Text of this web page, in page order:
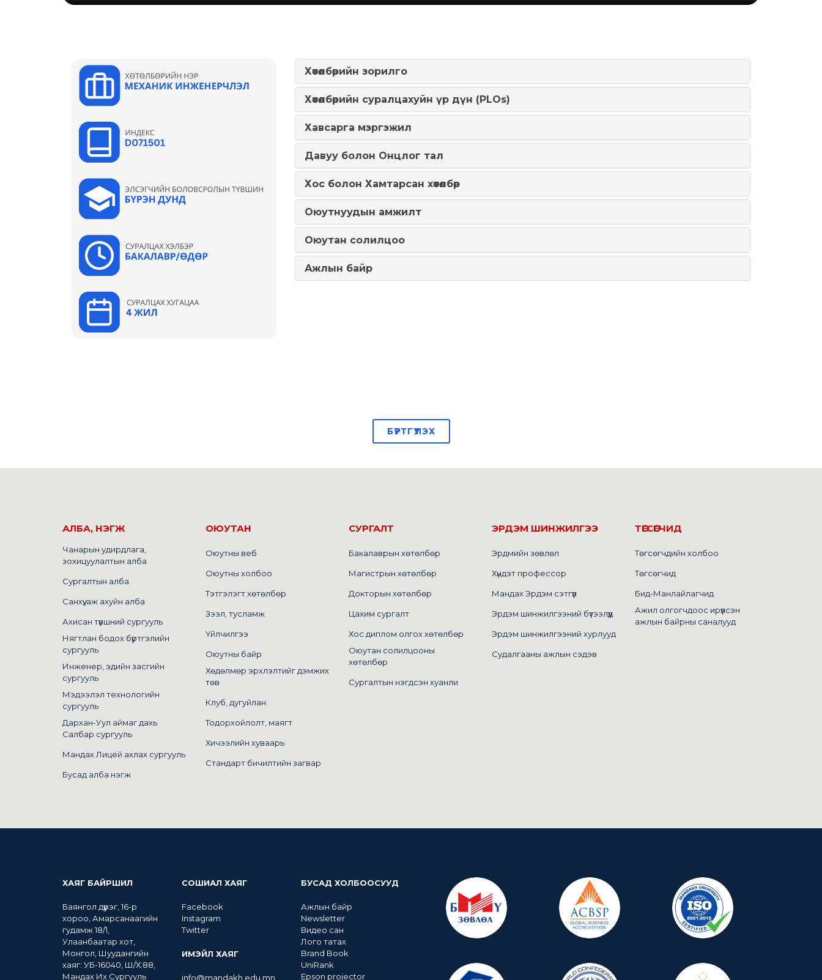
Хөтөлбөрийн зорилго
Хөтөлбөрийн суралцахуйн үр дүн (PLOs)
Хавсарга мэргэжил
Давуу болон Онцлог тал
Хос болон Хамтарсан хөтөлбөр
Оюутнуудын амжилт
Оюутан солилцоо
Ажлын байр
БҮРТГҮҮЛЭХ
АЛБА, НЭГЖ
Чанарын удирдлага,
зохицуулалтын алба
Сургалтын алба
Санхүү, аж ахуйн алба
Ахисан түвшний сургууль
Нягтлан бодох бүртгэлийн
сургууль
Инженер, эдийн засгийн
сургууль
Мэдээлэл технологийн
сургууль
Дархан-Уул аймаг дахь
Салбар сургууль
Мандах Лицей ахлах сургууль
Бусад алба нэгж
ОЮУТАН
Оюутны веб
Оюутны холбоо
Тэтгэлэгт хөтөлбөр
Зээл, тусламж
Үйлчилгээ
Оюутны байр
Хөдөлмөр эрхлэлтийг дэмжих
төв
Клуб, дугуйлан
Тодорхойлолт, маягт
Хичээлийн хуваарь
Стандарт бичилтийн загвар
СУРГАЛТ
Бакалаврын хөтөлбөр
Магистрын хөтөлбөр
Докторын хөтөлбөр
Цахим сургалт
Хос диплом олгох хөтөлбөр
Оюутан солилцооны
хөтөлбөр
Сургалтын нэгдсэн хуанли
ЭРДЭМ ШИНЖИЛГЭЭ
Эрдмийн зөвлөл
Хүндэт профессор
Мандах Эрдэм сэтгүүл
Эрдэм шинжилгээний бүтээлүүд
Эрдэм шинжилгээний хурлууд
Судалгааны ажлын сэдэв
ТӨГСӨГЧИД
Төгсөгчдийн холбоо
Төгсөгчид
Бид-Манлайлагчид
Ажил олгогчдоос ирүүлсэн
ажлын байрны саналууд
ХАЯГ БАЙРШИЛ
Баянгол дүүрэг, 16-р
хороо, Амарсанаагийн
гудамж 18/1,
Улаанбаатар хот,
Монгол, Шуудангийн
хаяг: УБ-16040, Ш/Х:88,
Мандах Их Сургууль
СОШИАЛ ХАЯГ
Facebook
Instagram
Twitter
ИМЭЙЛ ХАЯГ
info@mandakh.edu.mn
БУСАД ХОЛБООСУУД
Ажлын байр
Newsletter
Видео сан
Лого татах
Brand Book
UniRank
Epson projector